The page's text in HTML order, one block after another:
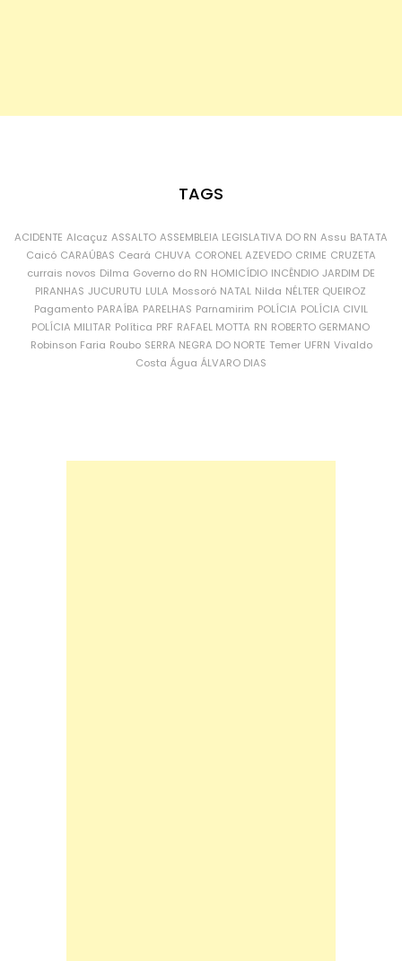
TAGS
ACIDENTE Alcaçuz ASSALTO ASSEMBLEIA LEGISLATIVA DO RN Assu BATATA
Caicó CARAÚBAS Ceará CHUVA CORONEL AZEVEDO CRIME CRUZETA
currais novos Dilma Governo do RN HOMICÍDIO INCÊNDIO JARDIM DE
PIRANHAS JUCURUTU LULA Mossoró NATAL Nilda NÉLTER QUEIROZ
Pagamento PARAÍBA PARELHAS Parnamirim POLÍCIA POLÍCIA CIVIL
POLÍCIA MILITAR Política PRF RAFAEL MOTTA RN ROBERTO GERMANO
Robinson Faria Roubo SERRA NEGRA DO NORTE Temer UFRN Vivaldo
Costa Água ÁLVARO DIAS